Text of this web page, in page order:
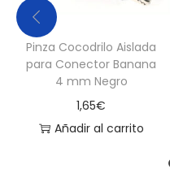
Pinza Cocodrilo Aislada
para Conector Banana
4 mm Negro
1,65€
Añadir al carrito